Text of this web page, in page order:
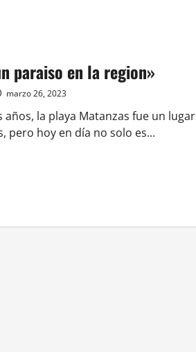
paraiso en la region»
marzo 26, 2023
la playa Matanzas fue un lugar
pero hoy en día no solo es...